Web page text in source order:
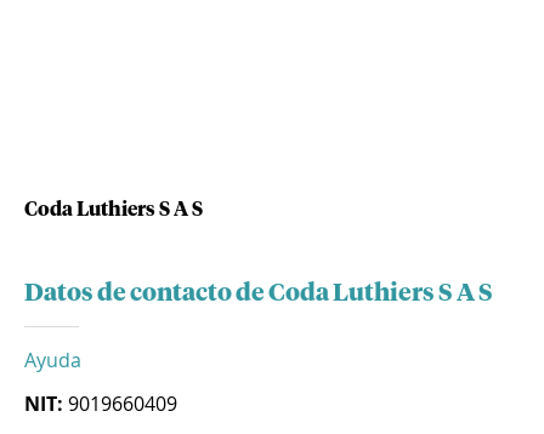
Coda Luthiers S A S
Datos de contacto de Coda Luthiers S A S
Ayuda
NIT: 9019660409